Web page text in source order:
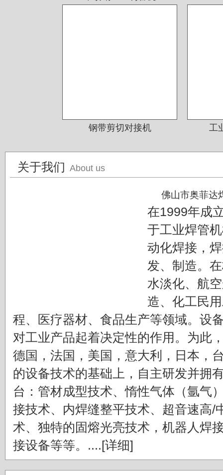
钢带剪切对接机 工
关于我们 About us
佛山市奥菲达
在1999年成
于工业焊管
动化焊接，
发、制造。
水淡化、航
造、化工民
程、医疗器材、食品生产等领域。设
对工业产品起着决定性的作用。为此
德国，法国，美国，意大利，日本，
的设备技术的基础上，自主研发并拥
台：管材成型技术、惰性气体（氩气
接技术、内焊缝整平技术、超音速高/
术、独特的固熔光亮技术，机器人焊
接设备等等。.... [详细]